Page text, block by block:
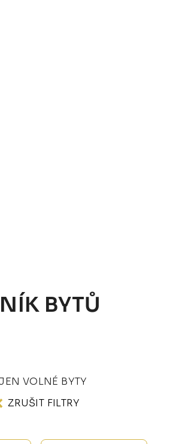
BYTŮ
VOLNÉ BYTY
ZRUŠIT FILTRY